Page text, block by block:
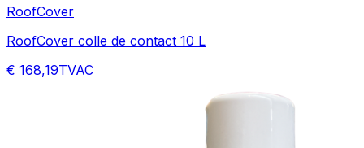
RoofCover
RoofCover colle de contact 10 L
€ 168,19TVAC